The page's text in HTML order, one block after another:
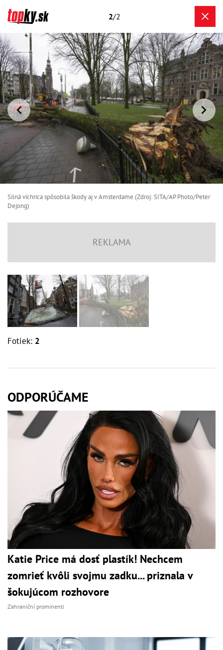
2/2
Silná víchrica spôsobila škody aj v Amsterdame (Zdroj: SITA/AP Photo/Peter
Dejong)
Fotiek: 2
ODPORÚČAME
Katie Price má dosť plastík! Nechcem
zomrieť kvôli svojmu zadku... priznala v
šokujúcom rozhovore
Zahraniční prominenti